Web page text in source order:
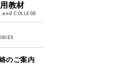
教材
and COLLEGE
のご案内